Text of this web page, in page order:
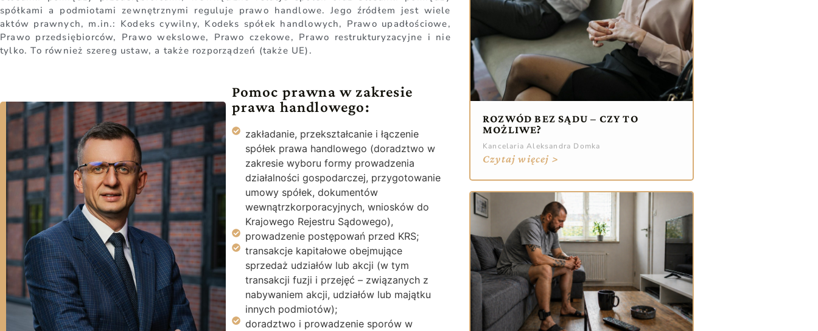
spółkami a podmiotami zewnętrznymi reguluje prawo handlowe. Jego źródłem jest wiele
aktów prawnych, m.in.: Kodeks cywilny, Kodeks spółek handlowych, Prawo upadłościowe,
Prawo przedsiębiorców, Prawo wekslowe, Prawo czekowe, Prawo restrukturyzacyjne i nie
tylko. To również szereg ustaw, a także rozporządzeń (także UE).
Pomoc prawna w zakresie
prawa handlowego:
zakładanie, przekształcanie i łączenie
spółek prawa handlowego (doradztwo w
zakresie wyboru formy prowadzenia
działalności gospodarczej, przygotowanie
umowy spółek, dokumentów
wewnątrzkorporacyjnych, wniosków do
Krajowego Rejestru Sądowego),
prowadzenie postępowań przed KRS;
transakcje kapitałowe obejmujące
sprzedaż udziałów lub akcji (w tym
transakcji fuzji i przejęć – związanych z
nabywaniem akcji, udziałów lub majątku
innych podmiotów);
doradztwo i prowadzenie sporów w
ROZWÓD BEZ SĄDU – CZY TO
MOŻLIWE?
Kancelaria Aleksandra Domka
Czytaj więcej >